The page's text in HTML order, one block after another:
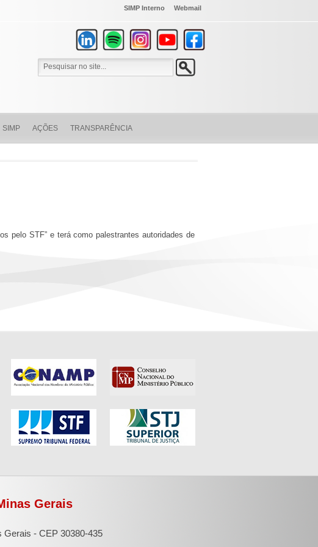
SIMP Interno Webmail
SIMP AÇÕES TRANSPARÊNCIA
pelo STF” e terá como palestrantes autoridades de
Gerais
Gerais - CEP 30380-435